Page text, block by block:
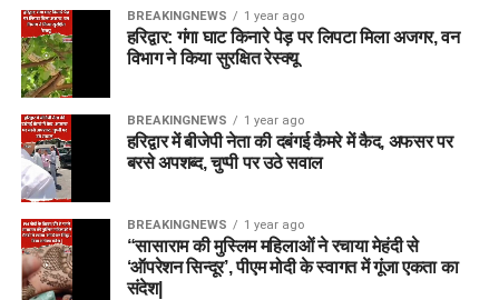
BREAKINGNEWS 1 year ago
हरिद्वार: गंगा घाट किनारे पेड़ पर लिपटा मिला अजगर, वन
विभाग ने किया सुरक्षित रेस्क्यू
BREAKINGNEWS 1 year ago
हरिद्वार में बीजेपी नेता की दबंगई कैमरे में कैद, अफसर पर
बरसे अपशब्द, चुप्पी पर उठे सवाल
BREAKINGNEWS 1 year ago
“सासाराम की मुस्लिम महिलाओं ने रचाया मेहंदी से
‘ऑपरेशन सिन्दूर’, पीएम मोदी के स्वागत में गूंजा एकता का
संदेश|